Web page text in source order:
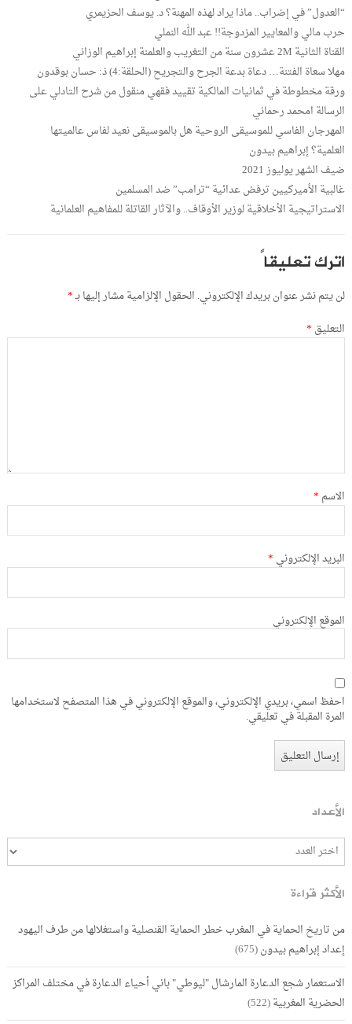
“العدول” في إضراب.. ماذا يراد لهذه المهنة؟ د. يوسف الحزيمري
حرب مالي والمعايير المزدوجة!! عبد الله النملي
القناة الثانية 2M عشرون سنة من التغريب والعلمنة إبراهيم الوزاني
مهلا سعاة الفتنة… دعاة بدعة الجرح والتجريح (الحلقة:4) ذ: حسان بوقدون
ورقة مخطوطة في ثمانيات المالكية تقييد فقهي منقول من شرح التادلي على
الرسالة امحمد رحماني
المهرجان الفاسي للموسيقى الروحية هل بالموسيقى نعيد لفاس عالميتها
العلمية؟ إبراهيم بيدون
ضيف الشهر يوليوز 2021
غالبية الأميركيين ترفض عدائية “ترامب” ضد المسلمين
الاستراتيجية الأخلاقية لوزير الأوقاف.. والآثار القاتلة للمفاهيم العلمانية
اترك تعليقاً
لن يتم نشر عنوان بريدك الإلكتروني. الحقول الإلزامية مشار إليها بـ*
التعليق *
الاسم *
البريد الإلكتروني *
الموقع الإلكتروني
احفظ اسمي، بريدي الإلكتروني، والموقع الإلكتروني في هذا المتصفح لاستخدامها
المرة المقبلة في تعليقي.
الأعداد
الأكثر قراءة
من تاريخ الحماية في المغرب خطر الحماية القنصلية واستغلالها من طرف اليهود
إعداد إبراهيم بيدون(675)
الاستعمار شجع الدعارة المارشال "ليوطي" باني أحياء الدعارة في مختلف المراكز
الحضرية المغربية(522)